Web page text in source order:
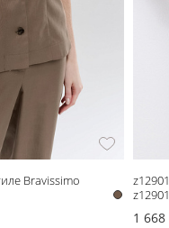
Bravissimo
z12901
1 668